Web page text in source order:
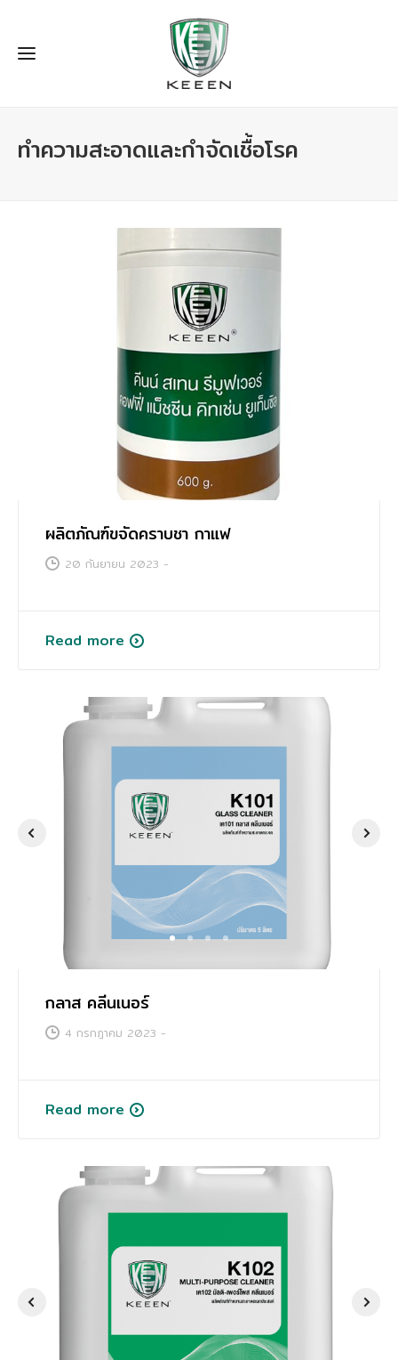
ทำความสะอาดและกำจัดเชื้อโรค
ผลิตภัณฑ์ขจัดคราบชา กาแฟ
20 กันยายน 2023 -
Read more
1 2 3 4
กลาส คลีนเนอร์
4 กรกฎาคม 2023 -
Read more